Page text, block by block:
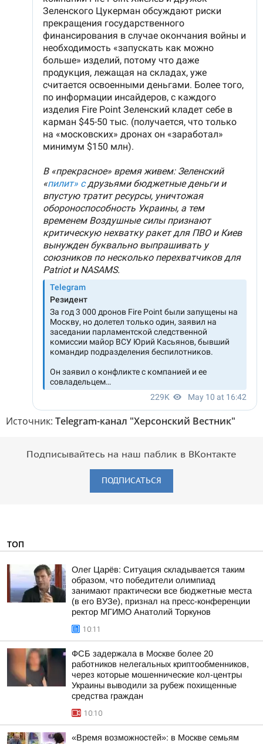
Источник: Telegram-канал "Херсонский Вестник"
Подписывайтесь на наш паблик в ВКонтакте
ПОДПИСАТЬСЯ
ТОП
Олег Царёв: Ситуация складывается таким
образом, что победители олимпиад
занимают практически все бюджетные места
(в его ВУЗе), признал на пресс-конференции
ректор МГИМО Анатолий Торкунов
10:11
ФСБ задержала в Москве более 20
работников нелегальных криптообменников,
через которые мошеннические кол-центры
Украины выводили за рубеж похищенные
средства граждан
10:10
«Время возможностей»: в Москве семьям